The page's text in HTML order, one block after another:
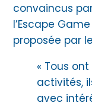
convaincus
l’Escape
proposée par
« Tous
activités,
avec